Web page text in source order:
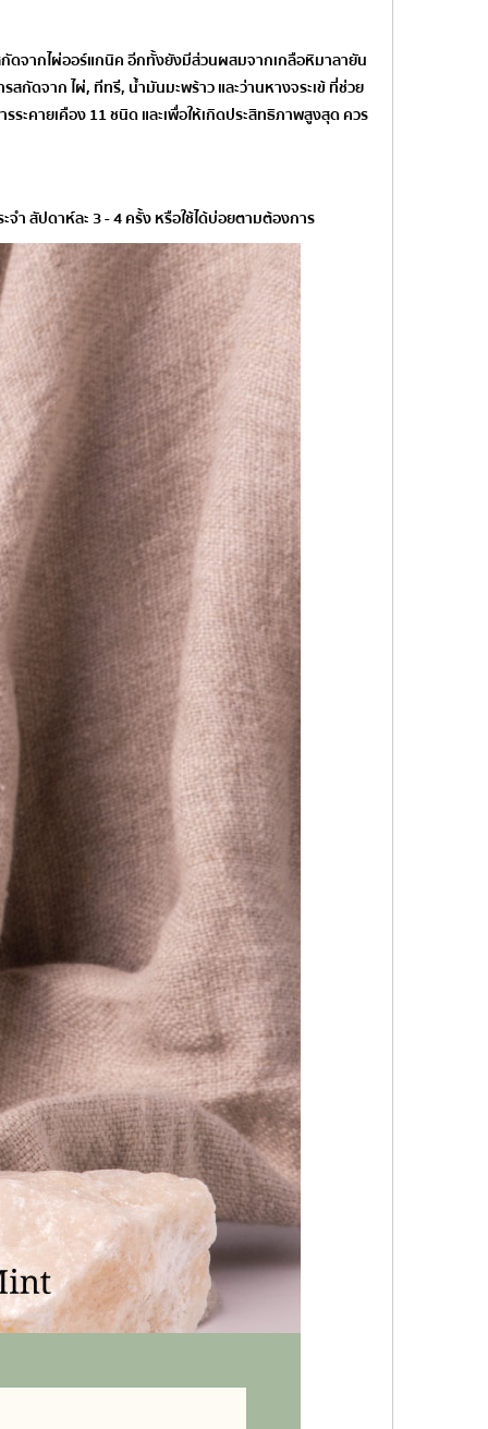
ดจากไผ่ออร์แกนิค อีกทั้งยังมีส่วนผสมจากเกลือหิมาลายัน
ดจาก ไผ่, ทีทรี, น้ำมันมะพร้าว และว่านหางจระเข้ ที่ช่วย
ะคายเคือง 11 ชนิด และเพื่อให้เกิดประสิทธิภาพสูงสุด ควร
ำ สัปดาห์ละ 3 - 4 ครั้ง หรือใช้ได้บ่อยตามต้องการ